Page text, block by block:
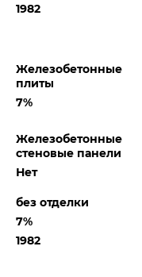
1982
Железобетонные
плиты
7%
Железобетонные
стеновые панели
Нет
без отделки
7%
1982